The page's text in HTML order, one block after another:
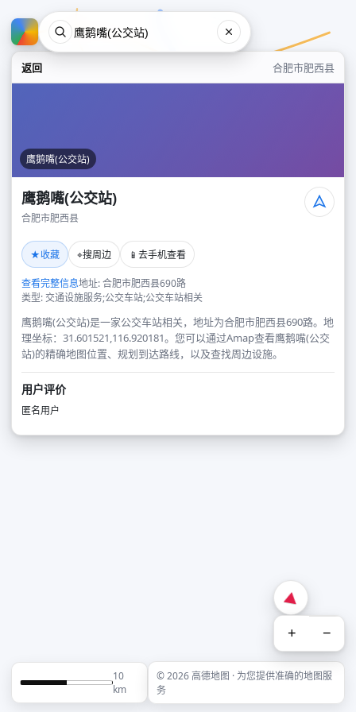
返回 合肥市肥西县
鹰鹅嘴(公交站)
鹰鹅嘴(公交站)
合肥市肥西县
★收藏 ⌖搜周边 📱 去手机查看
查看完整信息地址: 合肥市肥西县690路
类型: 交通设施服务;公交车站;公交车站相关
鹰鹅嘴(公交站)是一家公交车站相关，地址为合肥市肥西县690路。地
理坐标：31.601521,116.920181。您可以通过Amap查看鹰鹅嘴(公交
站)的精确地图位置、规划到达路线，以及查找周边设施。
用户评价
匿名用户
+ −
10
km
© 2026 高德地图 · 为您提供准确的地图服
务